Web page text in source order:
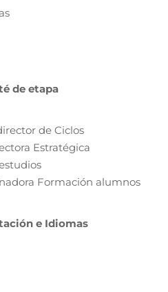
de etapa
de Ciclos
Estratégica
Formación alumnos
e Idiomas